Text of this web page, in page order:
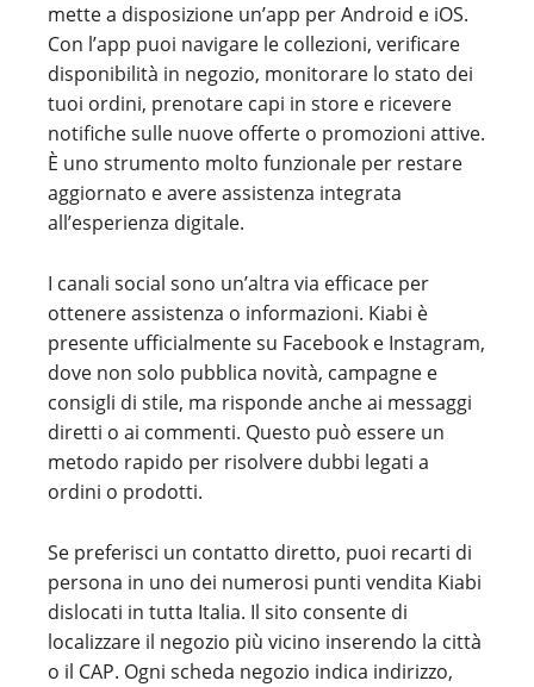
mette a disposizione un’app per Android e iOS.
Con l’app puoi navigare le collezioni, verificare
disponibilità in negozio, monitorare lo stato dei
tuoi ordini, prenotare capi in store e ricevere
notifiche sulle nuove offerte o promozioni attive.
È uno strumento molto funzionale per restare
aggiornato e avere assistenza integrata
all’esperienza digitale.
I canali social sono un’altra via efficace per
ottenere assistenza o informazioni. Kiabi è
presente ufficialmente su Facebook e Instagram,
dove non solo pubblica novità, campagne e
consigli di stile, ma risponde anche ai messaggi
diretti o ai commenti. Questo può essere un
metodo rapido per risolvere dubbi legati a
ordini o prodotti.
Se preferisci un contatto diretto, puoi recarti di
persona in uno dei numerosi punti vendita Kiabi
dislocati in tutta Italia. Il sito consente di
localizzare il negozio più vicino inserendo la città
o il CAP. Ogni scheda negozio indica indirizzo,